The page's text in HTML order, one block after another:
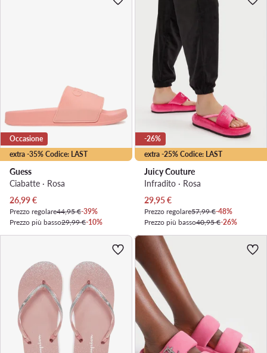
extra -35% Codice: LAST
Occasione
Guess
Ciabatte · Rosa
Prezzo attuale
26,99€
Prezzo regolare44,95 €-39%
Prezzo più basso29,99 €-10%
extra -25% Codice: LAST
-26%
Juicy Couture
Infradito · Rosa
Prezzo attuale
29,95€
Prezzo regolare57,99 €-48%
Prezzo più basso40,95 €-26%